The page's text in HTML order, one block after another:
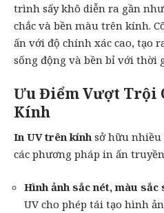
trình sấy khô diễn ra gần
chắc và bền màu trên kính.
ấn với độ chính xác cao, tạo
sống động và bền bỉ với thời
Ưu Điểm Vượt Trội
Kính
In UV trên kính sở hữu
các phương pháp in ấn
Hình ảnh sắc nét, màu sắc
UV cho phép tái tạo hình